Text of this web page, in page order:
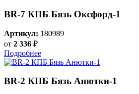
BR-7 КПБ Бязь Оксфорд-1
Артикул: 180989
от 2 336 ₽
Подробнее
BR-2 КПБ Бязь Анютки-1